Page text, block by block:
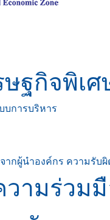
ษฐกิจพิเศ
บการบริหาร
ากผู้นำองค์กร ความรับ
วามร่วม